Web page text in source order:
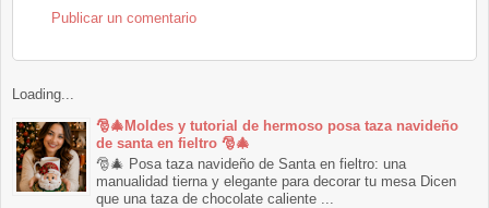
Publicar un comentario
Loading...
🎅🎄Moldes y tutorial de hermoso posa taza navideño
de santa en fieltro 🎅🎄
🎅🎄 Posa taza navideño de Santa en fieltro: una
manualidad tierna y elegante para decorar tu mesa Dicen
que una taza de chocolate caliente ...